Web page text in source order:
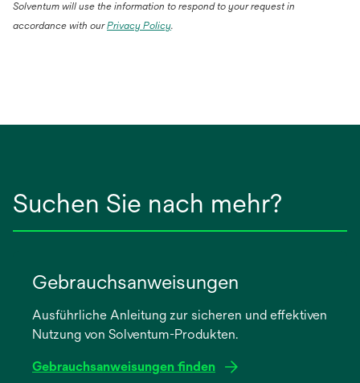
Solventum will use the information to respond to your request in
accordance with ourPrivacy Policy.
Suchen Sie nach mehr?
Gebrauchsanweisungen
Ausführliche Anleitung zur sicheren und effektiven
Nutzung von Solventum-Produkten.
Gebrauchsanweisungen finden